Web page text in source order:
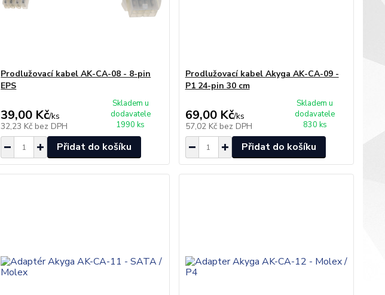
Prodlužovací kabel AK-CA-08 - 8-pin
EPS
39,00 Kč/ks
32,23 Kč bez DPH
Skladem u
dodavatele
1990 ks
Přidat do košíku
Prodlužovací kabel Akyga AK-CA-09 -
P1 24-pin 30 cm
69,00 Kč/ks
57,02 Kč bez DPH
Skladem u
dodavatele
830 ks
Přidat do košíku